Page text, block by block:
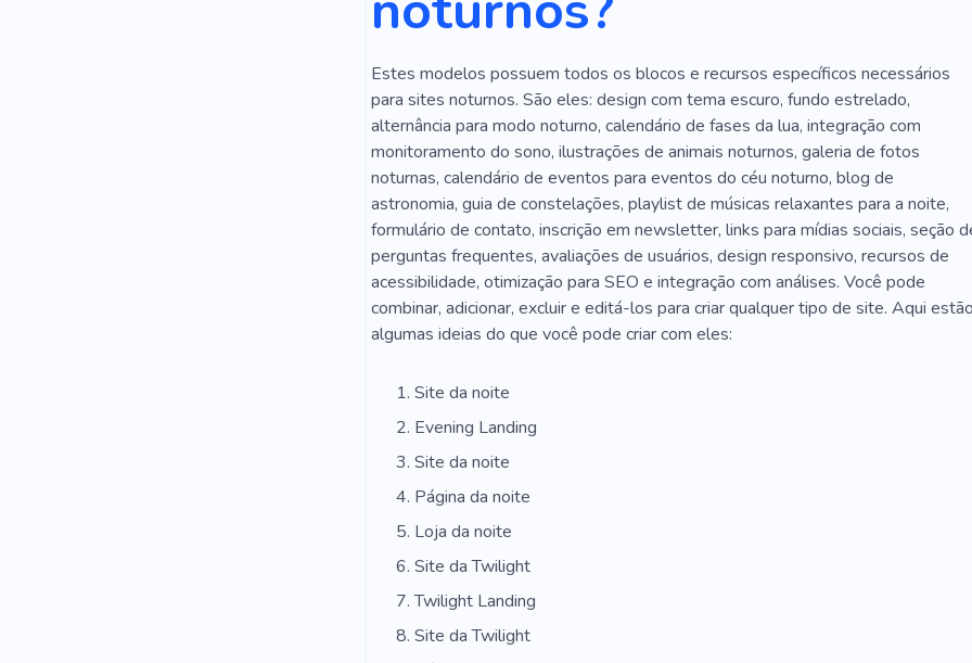
Guitarra
Artista Ouvir
Videoclipe
Orquestra Saxofone Solfejo
Violino
Rádio
Instrumentos Musicais Acústicos
Brilhante
Fones De Ouvido
Fones De Ouvido
Instrumentos Eletrônicos
Instrumentos Étnicos
Música Leve
Negócio Da Música
Equipamento Musical
Loja De Música
Loja De Música
Arte Musical
Comédia Musical
Loja De Artigos Musicais
Rítmica
Escola De Rock
Série De TV
Conferência
Limpeza
24 Horas Por Dia
Réptil
Conforto
Estes modelos possuem todos os blocos e recursos específicos necessários
para sites noturnos. São eles: design com tema escuro, fundo estrelado,
alternância para modo noturno, calendário de fases da lua, integração com
monitoramento do sono, ilustrações de animais noturnos, galeria de fotos
noturnas, calendário de eventos para eventos do céu noturno, blog de
astronomia, guia de constelações, playlist de músicas relaxantes para a noite,
formulário de contato, inscrição em newsletter, links para mídias sociais, seção
perguntas frequentes, avaliações de usuários, design responsivo, recursos de
acessibilidade, otimização para SEO e integração com análises. Você pode
combinar, adicionar, excluir e editá-los para criar qualquer tipo de site. Aqui
algumas ideias do que você pode criar com eles:
Site da noite
Evening Landing
Site da noite
Página da noite
Loja da noite
Site da Twilight
Twilight Landing
Site da Twilight